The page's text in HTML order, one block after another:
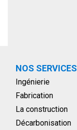
NOS SERVICES
Ingénierie
Fabrication
La construction
Décarbonisation